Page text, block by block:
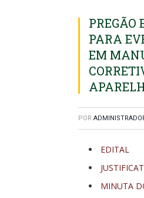
PREGÃO
PARA
EM
POR
EDITAL
MINUTA